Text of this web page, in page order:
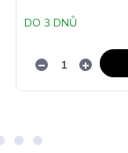
DO 3 DNŮ